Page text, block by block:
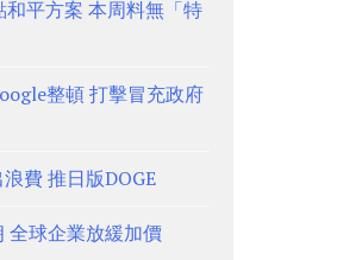
和平方案 本周料無「特
整頓 打擊冒充政府
費 推日版DOGE
全球企業放緩加價